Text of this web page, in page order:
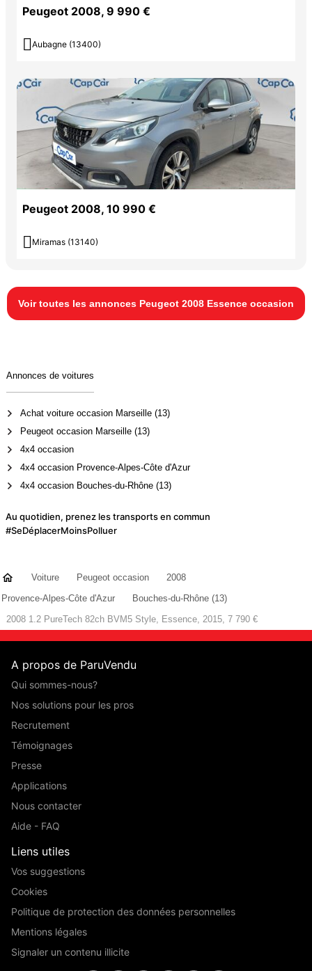
Peugeot 2008, 9 990 €
 Aubagne (13400)
Peugeot 2008, 10 990 €
 Miramas (13140)
Voir toutes les annonces Peugeot 2008 Essence occasion
Annonces de voitures
Achat voiture occasion Marseille (13)
Peugeot occasion Marseille (13)
4x4 occasion
4x4 occasion Provence-Alpes-Côte d'Azur
4x4 occasion Bouches-du-Rhône (13)
Au quotidien, prenez les transports en commun
#SeDéplacerMoinsPolluer
Voiture Peugeot occasion
2008
Provence-Alpes-Côte d'Azur
Bouches-du-Rhône (13)
2008 1.2 PureTech 82ch BVM5 Style, Essence, 2015, 7 790 €
A propos de ParuVendu
Qui sommes-nous?
Nos solutions pour les pros
Recrutement
Témoignages
Presse
Applications
Nous contacter
Aide - FAQ
Liens utiles
Vos suggestions
Cookies
Politique de protection des données personnelles
Mentions légales
Signaler un contenu illicite